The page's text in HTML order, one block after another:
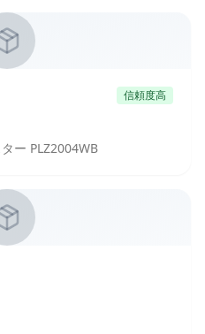
信頼度高
ー PLZ2004WB